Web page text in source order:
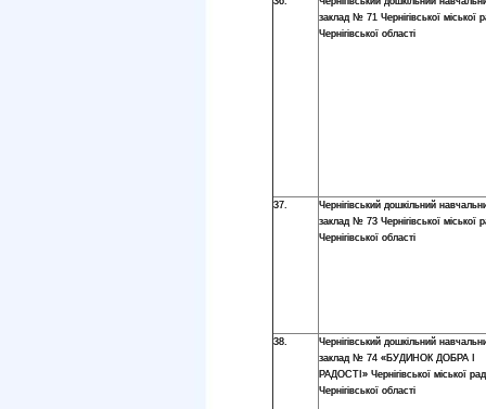
заклад № 71 Чернігівської міської
Чернігівської області
37.
Чернігівський дошкільний
заклад № 73 Чернігівської міської
Чернігівської області
38.
Чернігівський дошкільний
заклад № 74 «БУДИНОК ДОБРА І
РАДОСТІ» Чернігівської міської
Чернігівської області